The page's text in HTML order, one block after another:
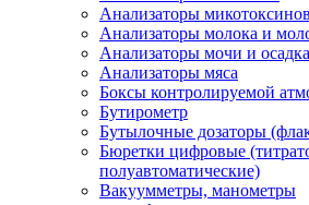
Анализаторы микотоксинов
Анализаторы молока и
Анализаторы мочи и осадка
Анализаторы мяса
Боксы контролируемой
Бутирометр
Бутылочные дозаторы
Бюретки цифровые
полуавтоматические)
Вакуумметры, манометры